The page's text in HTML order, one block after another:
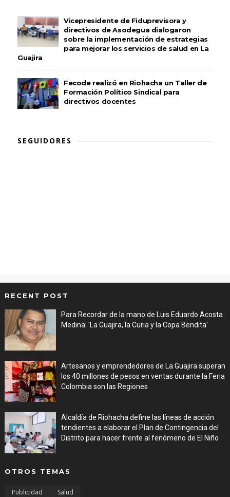
Vicepresidente de Fiduprevisora y
directivos de Asodegua dialogaron
sobre la implementación de estrategias
para mejorar los servicios de salud en La
Guajira
Fecode realizó en Riohacha un Taller de
Formación Político Sindical para
directivos docentes
SEGUIDORES
RECENT POST
Para Recordar de la mano de Luis Eduardo Acosta
Medina: 'La Guajira, la Curia y la Copa Bendita'
Artesanos y emprendedores de La Guajira superan
los 40 millones de pesos en ventas durante la Feria
Colombia son las Regiones
Alcaldía de Riohacha define las líneas de acción
tendientes a elaborar el Plan de Contingencia del
Distrito para hacer frente al fenómeno de El Niño
OTROS TEMAS
Publicidad Salud